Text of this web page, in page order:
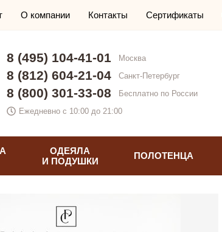
О компании Контакты Сертификаты
8 (495) 104-41-01 Москва
8 (812) 604-21-04 Санкт-Петербург
8 (800) 301-33-08
Бесплатно по России
Ежедневно с 10:00 до 21:00
ОДЕЯЛА
И ПОДУШКИ
ПОЛОТЕНЦА